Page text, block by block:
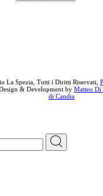
La Spezia, Tutti i Diritti Riservati,
& Development by Matteo Di
di Candia